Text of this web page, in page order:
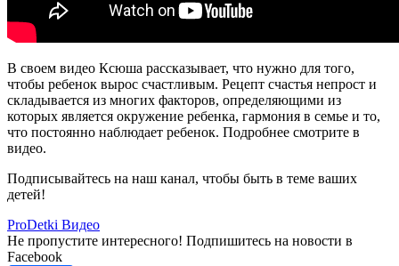
В своем видео Ксюша рассказывает, что нужно для того,
чтобы ребенок вырос счастливым. Рецепт счастья непрост и
складывается из многих факторов, определяющими из
которых является окружение ребенка, гармония в семье и то,
что постоянно наблюдает ребенок. Подробнее смотрите в
видео.
Подписывайтесь на наш канал, чтобы быть в теме ваших
детей!
ProDetki Видео
Не пропустите интересного! Подпишитесь на новости в
Facebook